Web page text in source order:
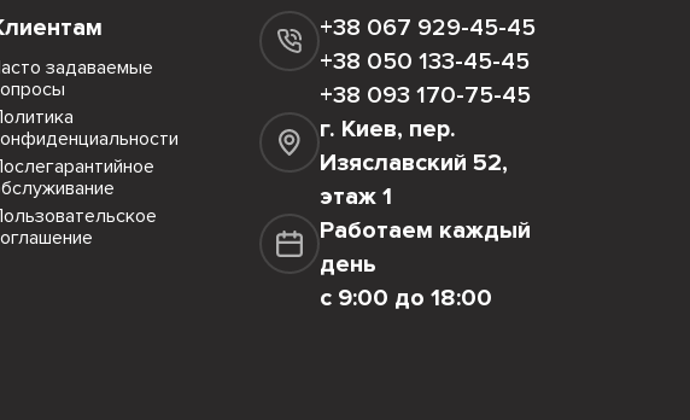
задаваемые
+38 067 929-45-45
+38 050 133-45-45
+38 093 170-75-45
г. Киев, пер.
Изяславский 52,
этаж 1
Работаем каждый
день
с 9:00 до 18:00